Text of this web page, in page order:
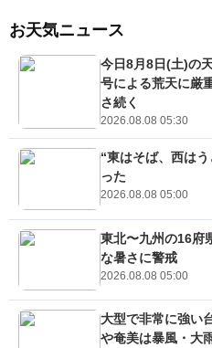
お天気ニュース
今日8月8日(土)の
号による荒天に厳
さ続く
2026.08.08 05:30
“東はそば、西は
った
2026.08.08 05:00
東北〜九州の16
な暑さに警戒
2026.08.08 05:00
大型で非常に強
や奄美は暴風・大